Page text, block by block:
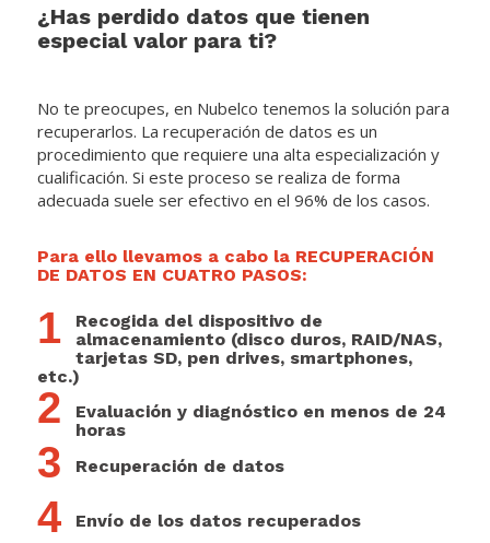
¿Has perdido datos que tienen
especial valor para ti?
No te preocupes, en Nubelco tenemos la solución para
recuperarlos. La recuperación de datos es un
procedimiento que requiere una alta especialización y
cualificación. Si este proceso se realiza de forma
adecuada suele ser efectivo en el 96% de los casos.
Para ello llevamos a cabo la RECUPERACIÓN
DE DATOS EN CUATRO PASOS:
1
Recogida del dispositivo de
almacenamiento (disco duros, RAID/NAS,
tarjetas SD, pen drives, smartphones,
etc.)
2
Evaluación y diagnóstico en menos de 24
horas
3 Recuperación de datos
4 Envío de los datos recuperados